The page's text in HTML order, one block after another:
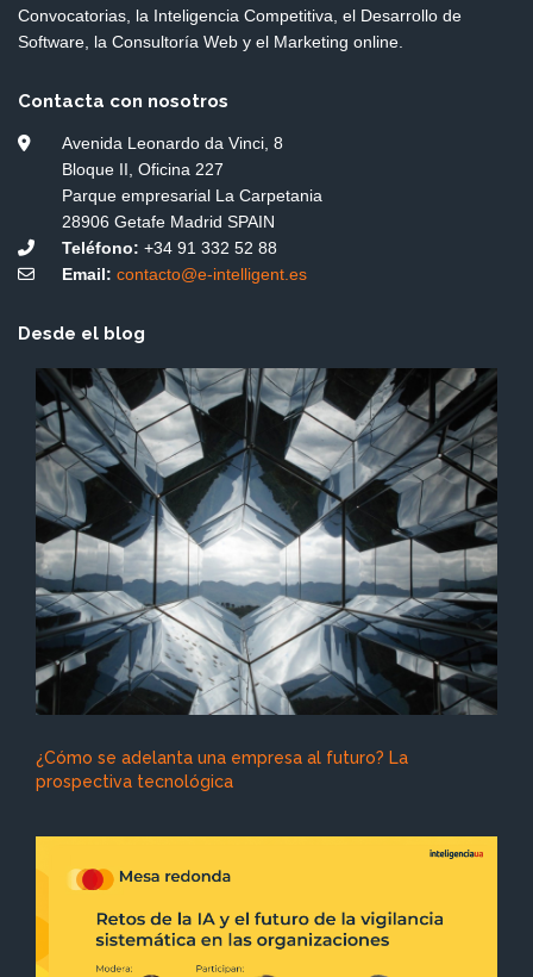
Convocatorias, la Inteligencia Competitiva, el Desarrollo de
Software, la Consultoría Web y el Marketing online.
Contacta con nosotros
Avenida Leonardo da Vinci, 8
Bloque II, Oficina 227
Parque empresarial La Carpetania
28906 Getafe Madrid SPAIN
Teléfono: +34 91 332 52 88
Email: contacto@e-intelligent.es
Desde el blog
¿Cómo se adelanta una empresa al futuro? La
prospectiva tecnológica